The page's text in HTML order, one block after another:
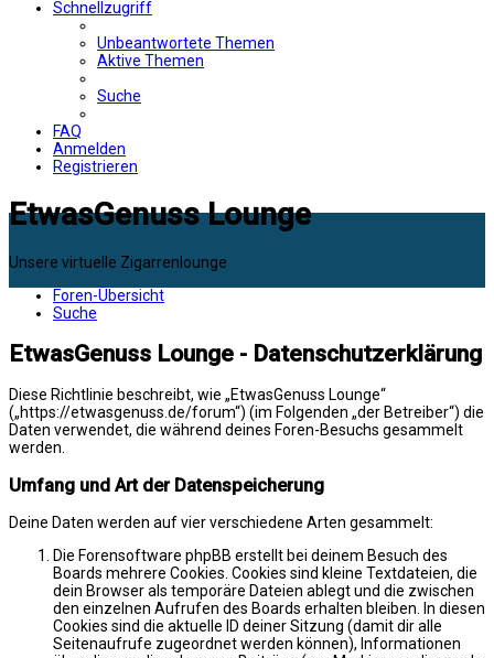
Schnellzugriff
Unbeantwortete Themen
Aktive Themen
Suche
FAQ
Anmelden
Registrieren
EtwasGenuss Lounge
Unsere virtuelle Zigarrenlounge
Foren-Übersicht
Suche
EtwasGenuss Lounge - Datenschutzerklärung
Diese Richtlinie beschreibt, wie „EtwasGenuss Lounge“
(„https://etwasgenuss.de/forum“) (im Folgenden „der Betreiber“) die
Daten verwendet, die während deines Foren-Besuchs gesammelt
werden.
Umfang und Art der Datenspeicherung
Deine Daten werden auf vier verschiedene Arten gesammelt:
Die Forensoftware phpBB erstellt bei deinem Besuch des
Boards mehrere Cookies. Cookies sind kleine Textdateien, die
dein Browser als temporäre Dateien ablegt und die zwischen
den einzelnen Aufrufen des Boards erhalten bleiben. In diesen
Cookies sind die aktuelle ID deiner Sitzung (damit dir alle
Seitenaufrufe zugeordnet werden können), Informationen